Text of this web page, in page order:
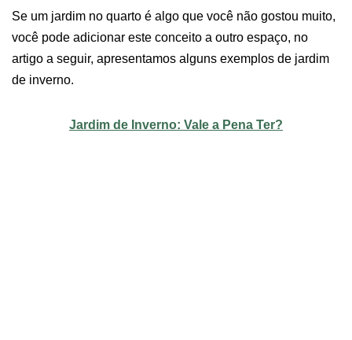
Se um jardim no quarto é algo que você não gostou muito,
você pode adicionar este conceito a outro espaço, no
artigo a seguir, apresentamos alguns exemplos de jardim
de inverno.
Jardim de Inverno: Vale a Pena Ter?